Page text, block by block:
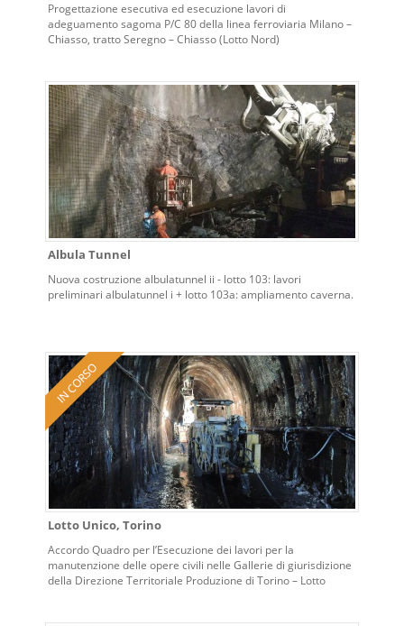
Progettazione esecutiva ed esecuzione lavori di
adeguamento sagoma P/C 80 della linea ferroviaria Milano –
Chiasso, tratto Seregno – Chiasso (Lotto Nord)
Albula Tunnel
Nuova costruzione albulatunnel ii - lotto 103: lavori
preliminari albulatunnel i + lotto 103a: ampliamento caverna.
Lotto Unico, Torino
Accordo Quadro per l’Esecuzione dei lavori per la
manutenzione delle opere civili nelle Gallerie di giurisdizione
della Direzione Territoriale Produzione di Torino – Lotto